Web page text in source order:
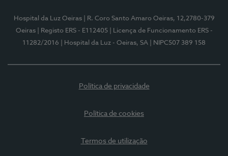
Hospital da Luz Oeiras
| R. Coro Santo Amaro Oeiras, 12,2780-379
Oeiras
| Registo ERS - E112405
| Licença de Funcionamento ERS -
11282/2016
| Hospital da Luz - Oeiras, SA | NIPC507 389 158
Política de privacidade
Política de cookies
Termos de utilização